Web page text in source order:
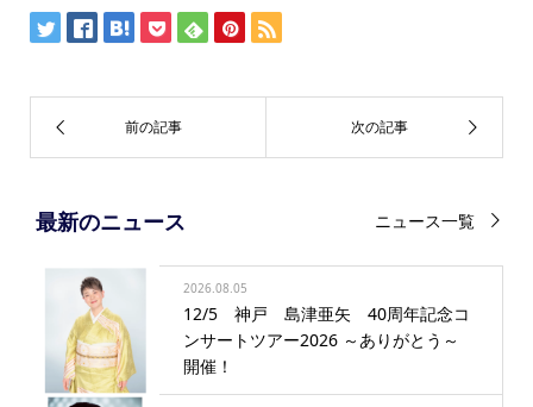
最新のニュース ニュース一覧
2026.08.05
12/5 神戸 島津亜矢 40周年記念コ
ンサートツアー2026 ～ありがとう～
開催！